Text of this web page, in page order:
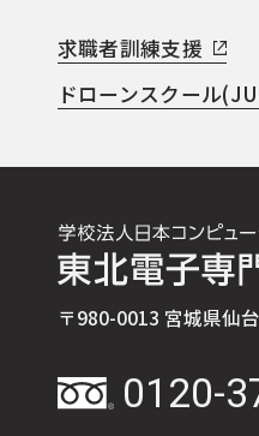
求職者訓練支援
ドローンスクール
〒980-0013 宮城県仙
0120-